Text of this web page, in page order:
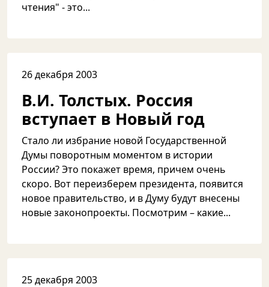
чтения" - это...
26 декабря 2003
В.И. Толстых. Россия
вступает в Новый год
Стало ли избрание новой Государственной
Думы поворотным моментом в истории
России? Это покажет время, причем очень
скоро. Вот переизберем президента, появится
новое правительство, и в Думу будут внесены
новые законопроекты. Посмотрим – какие...
25 декабря 2003